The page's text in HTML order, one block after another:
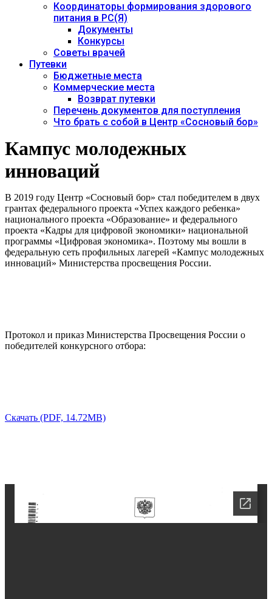
Координаторы формирования здорового
питания в РС(Я)
Документы
Конкурсы
Советы врачей
Путевки
Бюджетные места
Коммерческие места
Возврат путевки
Перечень документов для поступления
Что брать с собой в Центр «Сосновый бор»
Кампус молодежных
инноваций
В 2019 году Центр «Сосновый бор» стал победителем в двух
грантах федерального проекта «Успех каждого ребенка»
национального проекта «Образование» и федерального
проекта «Кадры для цифровой экономики» национальной
программы «Цифровая экономика». Поэтому мы вошли в
федеральную сеть профильных лагерей «Кампус молодежных
инноваций» Министерства просвещения России.
Протокол и приказ Министерства Просвещения России о
победителей конкурсного отбора:
Скачать (PDF, 14.72MB)